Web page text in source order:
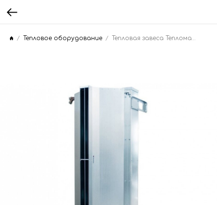
Тепловое оборудование